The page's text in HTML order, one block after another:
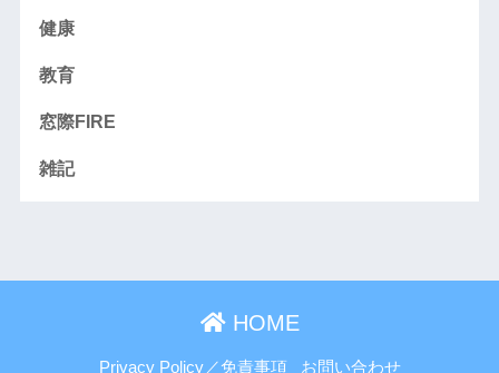
健康
教育
窓際FIRE
雑記
HOME
Privacy Policy／免責事項 お問い合わせ